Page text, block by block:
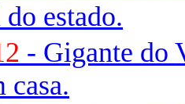
estado.
- Gigante do
casa.